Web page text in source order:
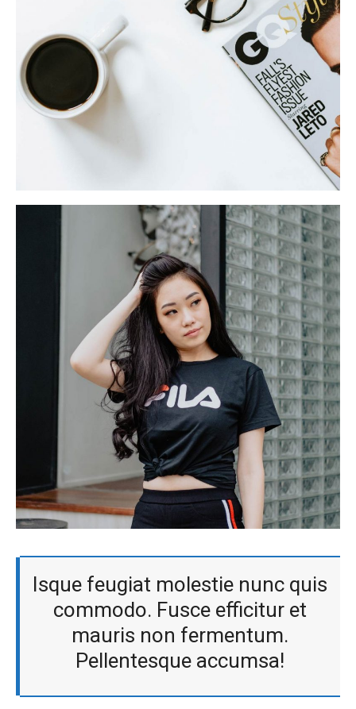
Isque feugiat molestie nunc quis
commodo. Fusce efficitur et
mauris non fermentum.
Pellentesque accumsa!